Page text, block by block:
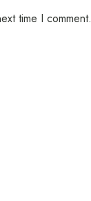
time I comment.